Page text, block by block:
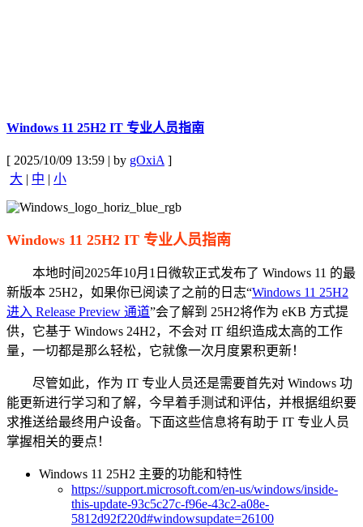
Windows 11 25H2 IT 专业人员指南
[ 2025/10/09 13:59 | by gOxiA]
大 | 中 | 小
Windows 11 25H2 IT 专业人员指南
本地时间2025年10月1日微软正式发布了 Windows 11 的最
新版本 25H2，如果你已阅读了之前的日志“Windows 11 25H2
进入 Release Preview 通道”会了解到 25H2将作为 eKB 方式提
供，它基于 Windows 24H2，不会对 IT 组织造成太高的工作
量，一切都是那么轻松，它就像一次月度累积更新！
尽管如此，作为 IT 专业人员还是需要首先对 Windows 功
能更新进行学习和了解，今早着手测试和评估，并根据组织要
求推送给最终用户设备。下面这些信息将有助于 IT 专业人员
掌握相关的要点！
Windows 11 25H2 主要的功能和特性
https://support.microsoft.com/en-us/windows/inside-
this-update-93c5c27c-f96e-43c2-a08e-
5812d92f220d#windowsupdate=26100